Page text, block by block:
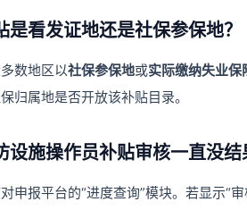
是看发证地还是社保参保地？
数地区以社保参保地或实际缴纳失业保
归属地是否开放该补贴目录。
设施操作员补贴审核一直没结
申报平台的“进度查询”模块。若显示“